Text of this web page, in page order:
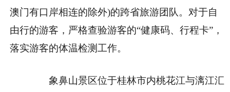
澳门有口岸相连的除外)的跨省旅游团队。对于自
由行的游客，严格查验游客的“健康码、行程卡”，
落实游客的体温检测工作。
象鼻山景区位于桂林市内桃花江与漓江汇